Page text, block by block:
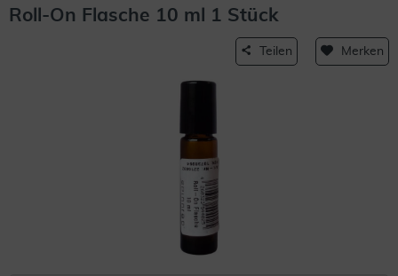
Roll-On Flasche 10 ml 1 Stück
Teilen Merken